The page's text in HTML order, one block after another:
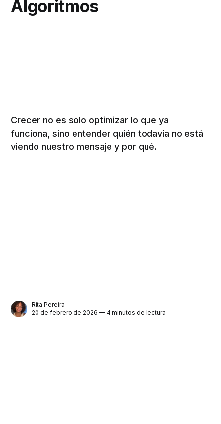
Algoritmos
Crecer no es solo optimizar lo que ya
funciona, sino entender quién todavía no está
viendo nuestro mensaje y por qué.
Rita Pereira
20 de febrero de 2026 — 4 minutos de lectura